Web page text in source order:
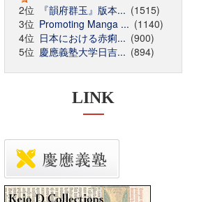
2位
『韻府群玉』版本... (1515)
3位 Promoting Manga ... (1140)
4位 日本における赤痢... (900)
5位 慶應義塾大学日吉... (894)
LINK